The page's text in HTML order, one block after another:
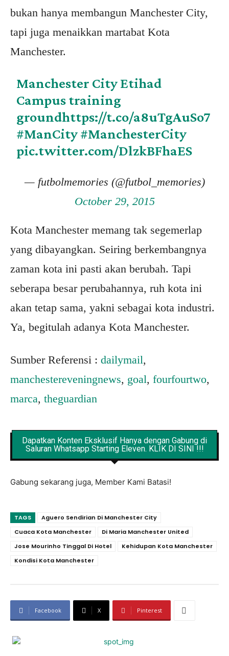
bukan hanya membangun Manchester City,
tapi juga menaikkan martabat Kota
Manchester.
Manchester City Etihad
Campus training
groundhttps://t.co/a8uTgAuSo7
#ManCity#ManchesterCity
pic.twitter.com/DlzkBFhaES
— futbolmemories (@futbol_memories)
October 29, 2015
Kota Manchester memang tak segemerlap
yang dibayangkan. Seiring berkembangnya
zaman kota ini pasti akan berubah. Tapi
seberapa besar perubahannya, ruh kota ini
akan tetap sama, yakni sebagai kota industri.
Ya, begitulah adanya Kota Manchester.
Sumber Referensi : dailymail,
manchestereveningnews, goal, fourfourtwo,
marca, theguardian
Dapatkan Konten Eksklusif Hanya dengan Gabung di
Saluran Whatsapp Starting Eleven. KLIK DI SINI !!!
Gabung sekarang juga, Member Kami Batasi!
TAGS
Aguero Sendirian Di Manchester City
Cuaca Kota Manchester
Di Maria Manchester United
Jose Mourinho Tinggal Di Hotel
Kehidupan Kota Manchester
Kondisi Kota Manchester
Facebook X Pinterest